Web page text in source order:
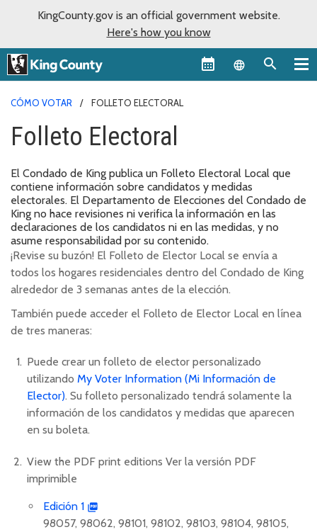
KingCounty.gov is an official government website.
Here's how you know
Language
CÓMO VOTAR FOLLETO ELECTORAL
Folleto Electoral
El Condado de King publica un Folleto Electoral Local que
contiene información sobre candidatos y medidas
electorales. El Departamento de Elecciones del Condado de
King no hace revisiones ni verifica la información en las
declaraciones de los candidatos ni en las medidas, y no
asume responsabilidad por su contenido.
¡Revise su buzón! El Folleto de Elector Local se envía a
todos los hogares residenciales dentro del Condado de King
alrededor de 3 semanas antes de la elección.
También puede acceder el Folleto de Elector Local en línea
de tres maneras:
Puede crear un folleto de elector personalizado
utilizando My Voter Information (Mi Información de
Elector). Su folleto personalizado tendrá solamente la
información de los candidatos y medidas que aparecen
en su boleta.
View the PDF print editions Ver la versión PDF
imprimible
Edición 1
98057, 98062, 98101, 98102, 98103, 98104, 98105,